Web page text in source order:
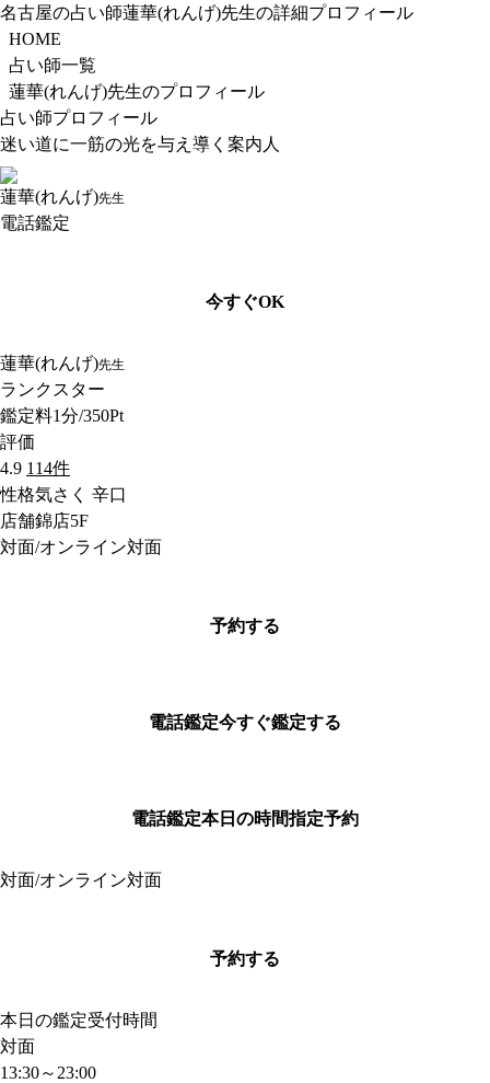
名古屋の占い師蓮華(れんげ)先生の詳細プロフィール
HOME
占い師一覧
蓮華(れんげ)先生のプロフィール
占い師プロフィール
迷い道に一筋の光を与え導く案内人
蓮華(れんげ)先生
電話鑑定
今すぐOK
蓮華(れんげ)先生
ランク スター
鑑定料1分/350Pt
評価
4.9 114件
性格気さく 辛口
店舗錦店5F
対面/オンライン対面
予約する
電話鑑定今すぐ鑑定する
電話鑑定本日の時間指定予約
対面/オンライン対面
予約する
本日の鑑定受付時間
対面
13:30～23:00